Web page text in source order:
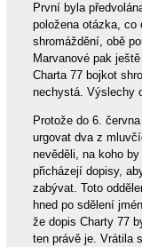
První byla
položena otázka, co
shromáždění, obě
Marvanové pak
Charta 77 bojkot
nechystá. Výslechy
Protože do 6.
urgovat dva z
nevěděli, na koho
přicházejí dopisy,
zabývat. Toto
hned po sdělení
že dopis Charty 77
ten právě je. Vrátila